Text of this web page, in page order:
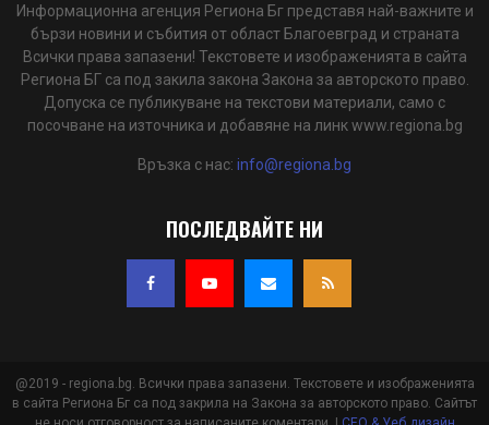
Информационна агенция Региона Бг представя най-важните и
бързи новини и събития от област Благоевград и страната
Всички права запазени! Текстовете и изображенията в сайта
Региона БГ са под закила закона Закона за авторското право.
Допуска се публикуване на текстови материали, само с
посочване на източника и добавяне на линк www.regiona.bg
Връзка с нас: info@regiona.bg
ПОСЛЕДВАЙТЕ НИ
@2019 - regiona.bg. Всички права запазени. Текстовете и изображенията
в сайта Региона Бг са под закрила на Закона за авторското право. Сайтът